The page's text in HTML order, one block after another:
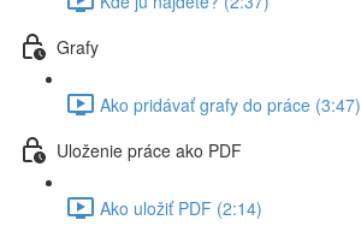
Grafy
Ako pridávať grafy do práce (3:47)
Uloženie práce ako PDF
Ako uložiť PDF (2:14)